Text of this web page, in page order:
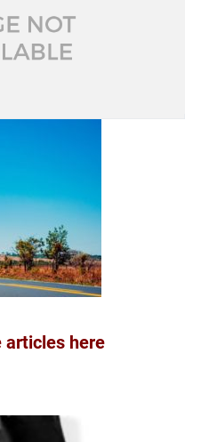
articles here